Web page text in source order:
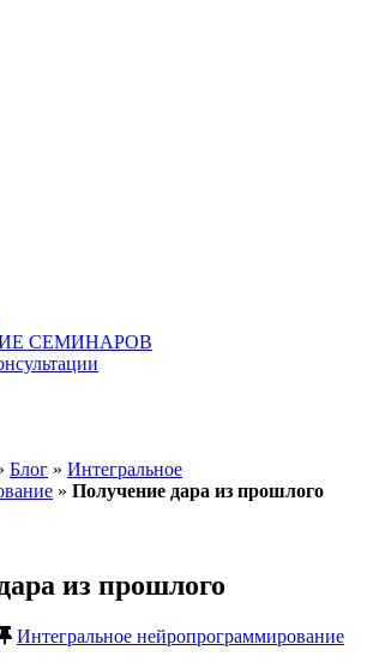
СЕМИНАРОВ
Блог » Интегральное
» Получение дара из прошлого
из прошлого
Интегральное нейропрограммирование